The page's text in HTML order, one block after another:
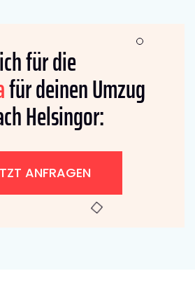
für die
für deinen Umzug
Helsingor:
ANFRAGEN